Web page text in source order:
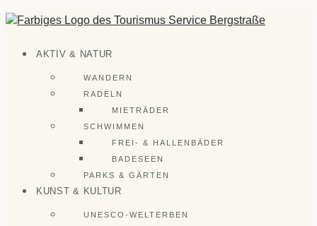
Zum
Inhalt
AKTIV & NATUR
WANDERN
RADELN
MIETRÄDER
SCHWIMMEN
FREI- & HALLENBÄDER
BADESEEN
PARKS & GÄRTEN
KUNST & KULTUR
UNESCO-WELTERBEN